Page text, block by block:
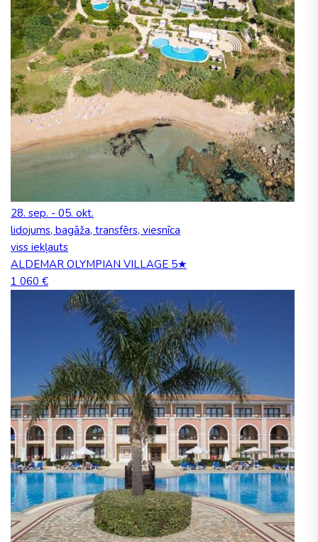
28. sep. - 05. okt.
lidojums, bagāža, transfērs, viesnīca
viss iekļauts
ALDEMAR OLYMPIAN VILLAGE 5★
1 060 €